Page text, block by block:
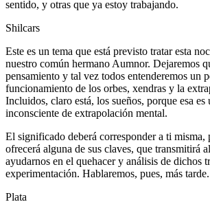
sentido, y otras que ya estoy trabajando.
Shilcars
Este es un tema que está previsto tratar esta
nuestro común hermano Aumnor. Dejaremos
pensamiento y tal vez todos entenderemos un
funcionamiento de los orbes, xendras y la
Incluidos, claro está, los sueños, porque esa es
inconsciente de extrapolación mental.
El significado deberá corresponder a ti misma,
ofrecerá alguna de sus claves, que transmitirá
ayudarnos en el quehacer y análisis de dichos
experimentación. Hablaremos, pues, más tarde.
Plata